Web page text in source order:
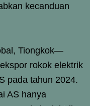
kecanduan
Tiongkok—
rokok elektrik
pada tahun 2024.
AS hanya